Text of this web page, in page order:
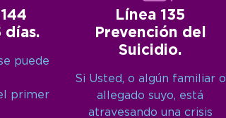
días.
puede
primer
Línea 135
Prevención del
Suicidio.
Si Usted, o algún familiar o
allegado suyo, está
atravesando una crisis